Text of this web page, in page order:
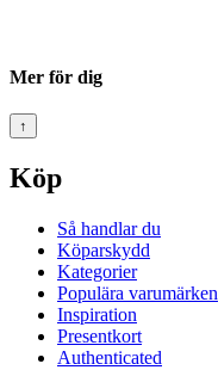
Mer för dig
↑
Köp
Så handlar du
Köparskydd
Kategorier
Populära varumärken
Inspiration
Presentkort
Authenticated